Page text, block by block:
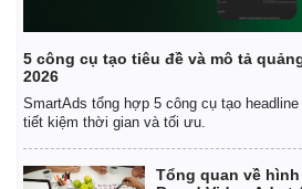
5 công cụ tạo tiêu đề và mô tả
2026
SmartAds tổng hợp 5 công cụ tạo
tiết kiệm thời gian và tối ưu.
Tổng quan về